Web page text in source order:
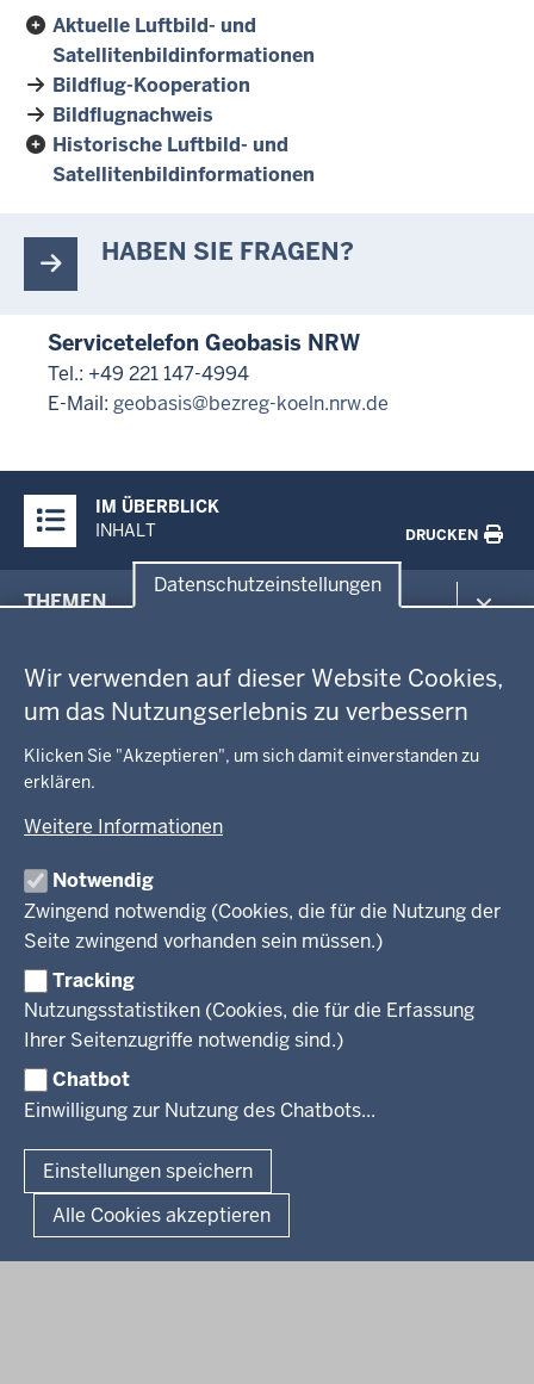
Datenschutzeinstellungen
Wir verwenden auf dieser Website Cookies,
um das Nutzungserlebnis zu verbessern
Klicken Sie "Akzeptieren", um sich damit einverstanden zu
erklären.
Weitere Informationen
Notwendig
Zwingend notwendig (Cookies, die für die Nutzung der
Seite zwingend vorhanden sein müssen.)
Tracking
Nutzungsstatistiken (Cookies, die für die Erfassung
Ihrer Seitenzugriffe notwendig sind.)
Chatbot
Einwilligung zur Nutzung des Chatbots...
Einstellungen speichern
Alle Cookies akzeptieren
Aktuelle Luftbild- und
Satellitenbildinformationen
Bildflug-Kooperation
Bildflugnachweis
Historische Luftbild- und
Satellitenbildinformationen
HABEN SIE FRAGEN?
Servicetelefon Geobasis NRW
Tel.: +49 221 147-4994
E-Mail: geobasis@bezreg-koeln.nrw.de
Inhalte
IM ÜBERBLICK
INHALT
DRUCKEN
in
Fußzeile
THEMEN
Gesundheit und Soziales
Kommunales, Planung, Bauen und Verkehr
Schule und Bildung
Wirtschaft und Kultur
GEOBASIS NRW
Ausbildung und Karriere
Geodaten-Anwendungen
Neues
Produkte und Dienste
TIM-online
Webdienste
Amtsblatt
Behördenleitung
Leitbild
Personalvertretung
Regierungsbezirk
Reisekostenstelle
Veranstaltungen
Stellenangebote
Stellenangebote Schule
Praktikum
Referendariate
Bewerbung
Vormerkstelle NRW
PRESSE
Mediathek
Newsletter
Pressekontakt
Pressemitteilungen
Publikationen
VERFAHREN UND BEKANNTMACHUNGEN
Bekanntmachungen
Legionellen
Luftreinhaltepläne
Verfahrensübersichten
Überwachung umweltrelevanter Anlagen
Facebook
Instagram
LinkedIn
© 2026 Bezirksregierung Köln
Organisationsplan
Lizenzbedingungen Geobasis NRW
Dokumente und Ressourcen
Kontakt